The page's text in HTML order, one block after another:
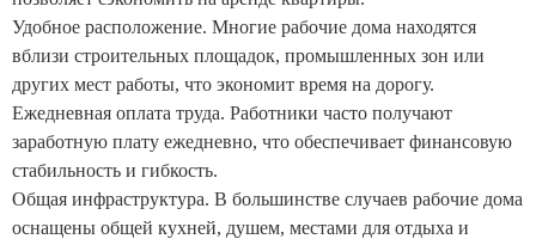
Удобное расположение. Многие рабочие дома находятся
вблизи строительных площадок, промышленных зон или
других мест работы, что экономит время на дорогу.
Ежедневная оплата труда. Работники часто получают
заработную плату ежедневно, что обеспечивает финансовую
стабильность и гибкость.
Общая инфраструктура. В большинстве случаев рабочие дома
оснащены общей кухней, душем, местами для отдыха и